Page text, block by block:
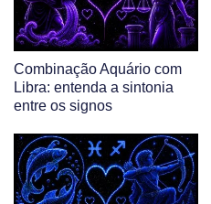
Combinação Aquário com
Libra: entenda a sintonia
entre os signos